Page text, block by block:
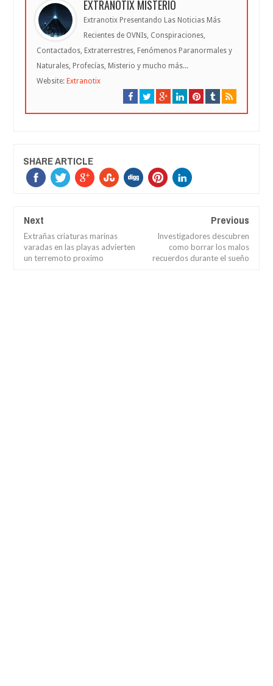
EXTRANOTIX MISTERIO
Extranotix Presentando Las Noticias Más
Recientes de OVNIs, Conspiraciones,
Contactados, Extraterrestres, Fenómenos Paranormales y
Naturales, Profecías, Misterio y mucho más...
Website: Extranotix
SHARE ARTICLE
Next
Extrañas criaturas marinas
varadas en las playas advierten
un terremoto proximo
Previous
Investigadores descubren
como borrar los malos
recuerdos durante el sueño